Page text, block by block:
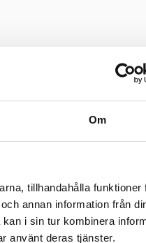
Om
tillhandahålla funktioner
annan information från
i sin tur kombinera
använt deras tjänster.
Kullänk rund 11-KUL200
260kr325kr